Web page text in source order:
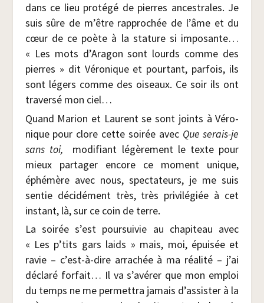
dans ce lieu pro­té­gé de pierres ances­trales. Je
suis sûre de m’être rap­pro­chée de l’âme et du
cœur de ce poète à la sta­ture si impo­sante…
« Les mots d’Aragon sont lourds comme des
pierres » dit Véro­nique et pour­tant, par­fois, ils
sont légers comme des oiseaux. Ce soir ils ont
tra­ver­sé mon ciel…
Quand Marion et Laurent se sont joints à Véro­
nique pour clore cette soi­rée avec Que serais-je
sans toi,
modi­fiant légè­re­ment le texte pour
mieux par­ta­ger encore ce moment unique,
éphé­mère avec nous, spec­ta­teurs, je me suis
sen­tie déci­dé­ment très, très pri­vi­lé­giée à cet
ins­tant, là, sur ce coin de terre.
La soi­rée s’est pour­sui­vie au cha­pi­teau avec
« Les p’tits gars laids » mais, moi, épui­sée et
ravie – c’est-à-dire arra­chée à ma réa­li­té – j’ai
décla­ré for­fait… Il va s’avérer que mon emploi
du temps ne me per­met­tra jamais d’assister à la